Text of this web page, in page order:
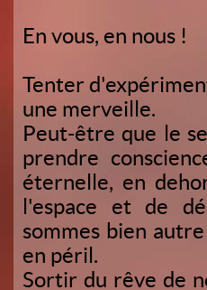
En vous, en nous !
Tenter
une merveille.
Peut-être que le
prendre
éternelle, en
l'espace et de
sommes bien
en péril.
Sortir du rêve de